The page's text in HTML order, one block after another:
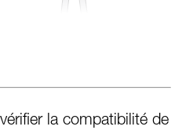
la compatibilité de